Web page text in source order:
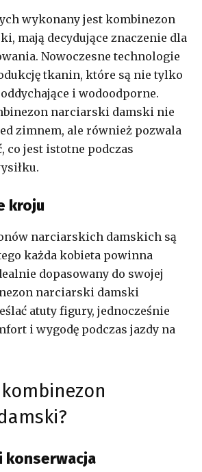
wykonany jest kombinezon
mają decydujące znaczenie dla
Nowoczesne technologie
tkanin, które są nie tylko
i wodoodporne.
narciarski damski nie
zimnem, ale również pozwala
co jest istotne podczas
kroju
narciarskich damskich są
każda kobieta powinna
dopasowany do swojej
narciarski damski
atuty figury, jednocześnie
i wygodę podczas jazdy na
konserwacja